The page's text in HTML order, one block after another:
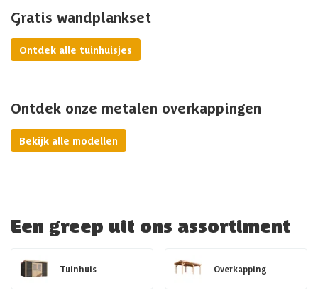
Gratis wandplankset
Ontdek alle tuinhuisjes
Ontdek onze metalen overkappingen
Bekijk alle modellen
Een greep uit ons assortiment
Tuinhuis Overkapping